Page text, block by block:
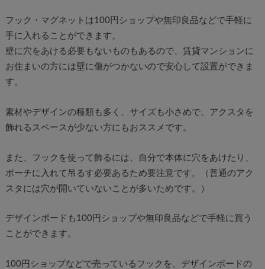
フック・マグネットは100円ショップや無印良品などで手軽に
手に入れることができます。
壁に穴をあける必要もないものもあるので、賃貸マンションに
お住まいの方には壁に傷がつかないので安心して設置ができま
す。
素材やデザインの種類も多く、サイズも小さめで、アクスタを
飾れるスペースが少ない方にもおススメです。
また、フックを使って飾るには、自分で本体に穴をあけたり、
ポーチに入れて吊るす必要あるため要注意です。（普通のアク
スタには穴が開いていないことが多いためです。）
デザインボードも100円ショップや無印良品などで手軽に買う
ことができます。
100円ショップなどで売っているフックを、デザインボードの